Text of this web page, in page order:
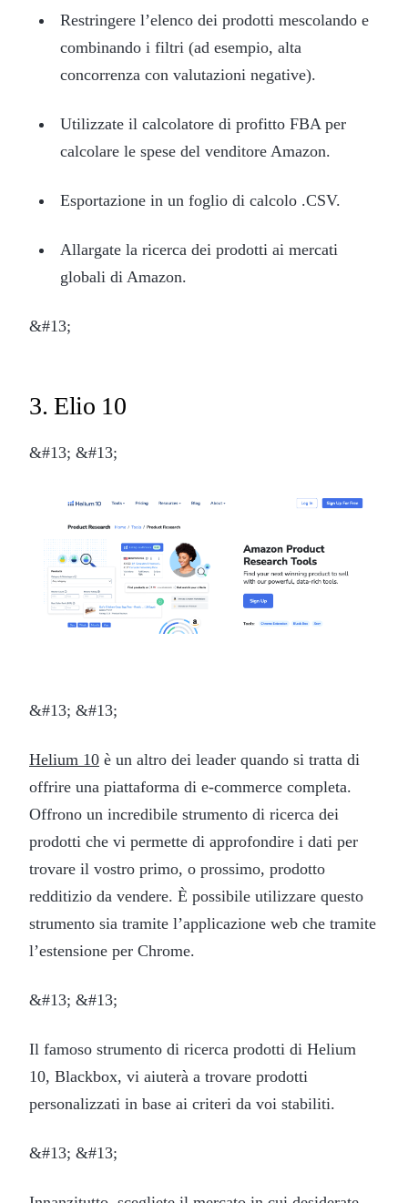
Restringere l’elenco dei prodotti mescolando e
combinando i filtri (ad esempio, alta
concorrenza con valutazioni negative).
Utilizzate il calcolatore di profitto FBA per
calcolare le spese del venditore Amazon.
Esportazione in un foglio di calcolo .CSV.
Allargate la ricerca dei prodotti ai mercati
globali di Amazon.
&#13;
3. Elio 10
&#13; &#13;
&#13; &#13;
Helium 10 è un altro dei leader quando si tratta di
offrire una piattaforma di e-commerce completa.
Offrono un incredibile strumento di ricerca dei
prodotti che vi permette di approfondire i dati per
trovare il vostro primo, o prossimo, prodotto
redditizio da vendere. È possibile utilizzare questo
strumento sia tramite l’applicazione web che tramite
l’estensione per Chrome.
&#13; &#13;
Il famoso strumento di ricerca prodotti di Helium
10, Blackbox, vi aiuterà a trovare prodotti
personalizzati in base ai criteri da voi stabiliti.
&#13; &#13;